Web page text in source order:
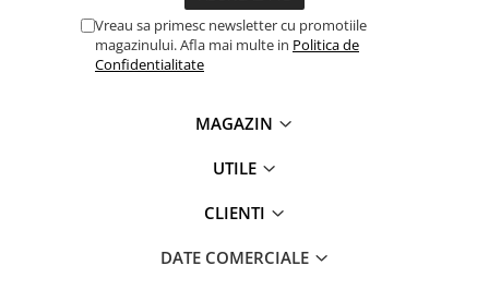
Rack-uri & accesorii rack
Vreau sa primesc newsletter cu promotiile
magazinului. Afla mai multe in Politica de
Confidentialitate
MAGAZIN
UTILE
CLIENTI
DATE COMERCIALE